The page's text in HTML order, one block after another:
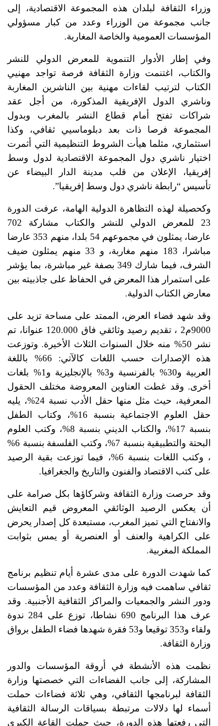
وزراء الثقافة لبلدان هذه المجموعة الاقتصادية، إلى
جانب مجموعة من الوزراء وعدد من كبار مسؤولي
المؤسسات العمومية والخاصة المغاربة.
وفي إطار الأدوار التنموية للمعرض الدولي للنشر
والكتاب، اغتنمت وزارة الثقافة فرصة تواجد مهنيي
الكتاب لترتيب لقاءات مهنية بين الناشرين المغاربة
وناشري الدول الإفريقية المذكورة، من أجل عقد
شراكات تفتح أمام قطاع النشر بالمغرب وبدول
المجموعة فرصا ذات بعد دبلوماسيي ثقافي، وكذا
استثماري، مثلما هيأت الشروط التنظيمية التي أثمرت
اختيار ناشري دول المجموعة الاقتصادية لدول وسط
إفريقيا، الإعلان من قلب مدينة الدار البيضاء عن
تأسيس “رابطة ناشري دول وسط إفريقيا”.
وكحصيلة لهذه التظاهرة الدولية الهامة، عرفت الدورة
23 للمعرض الدولي للنشر والكتاب مشاركة 702
عارضا، يمثلون في مجموعهم 54 بلدا، منهم 353 عارضا
مباشرا، 183 منهم مغاربة، و 33 منهم يمثلون ضيف
الشرف، فيما شارك 349 بصفة غير مباشرة، بما يؤشر
على استمرار هذا المعرض في الحفاظ على جاذبيته بين
معارض الكتاب الدولية.
وقد شهد فضاء العرض، الممتد على مساحة تزيد على
9000م2 ، تقديم رصيد وثائقي فاق 120.000 عنوانا، تم
نشر 50% منه خلال السنوات الثلاث الأخيرة. وتوزعت
هذه الإصدارات حسب اللغات كالآتي: 66% باللغة
العربية و30% بالفرنسية و3% بالإنجليزية و1% بلغات
أخرى. وقد غطت العناوين المعروضة مختلف الحقول
المعرفية، حيث مثل منها حقل الأدب نسبة 24%، يليه
حقل العلوم الاجتماعية بنسبة 16%، وكتاب الطفل
بنسبة 17%، والكتاب الديني بنسبة 8%، وكتب العلوم
البحتة والتطبيقية بنسبة 7%، وكتب الفلسفة بنسبة 6%
، وكتب اللغات بنسبة 6%، فيما توزعت بقية الرصيد
على كتب الاقتصاد والفنون والتاريخ والجغرافيا.
وقد حرصت وزارة الثقافة وشركاؤها بكل صرامة على
أن يعكس الرصيد الوثائقي المعروض قيم التعايش
والانفتاح التي تميز المغرب، مستبعدة كل إصدار يحرض
على الكراهية والعنف أو العنصرية أو يمس بثوابت
المملكة المغربية.
كما شهدت الدورة على مدى عشرة أيام تنظيم برنامج
ثقافي ساهمت فيه وزارة الثقافة وعدد من المؤسسات
ودور النشر والجمعيات والمراكز الثقافية الأجنبية. وقد
عرف هذا البرنامج 690 نشاطا، توزع على 284 ندوة
ولقاء و353 توقيعا و53 فقرة شهدها فضاء الطفل برواق
وزارة الثقافة.
نظمت هذه الأنشطة في أروقة المؤسسات والدور
المشاركة، إلى جانب الفضاءات التي خصصتها وزارة
الثقافة لبرنامجها الثقافي، وهي ثلاثة فضاءات حملت
أسماء لها دلالات مرتبطة بسياقات الرسالة الثقافية
التي رفعتها هذه الدورة، حيث حملت القاعة الكبرى